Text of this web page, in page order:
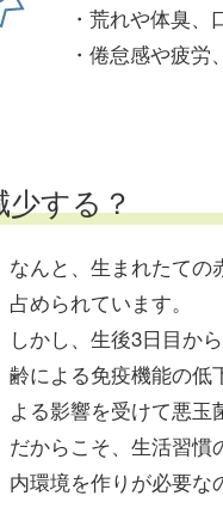
・荒れや体臭、
・倦怠感や疲労
する？
なんと、生まれたての
占められています。
しかし、生後3日目か
齢による免疫機能の低
よる影響を受けて悪玉
だからこそ、生活習慣
内環境を作りが必要な